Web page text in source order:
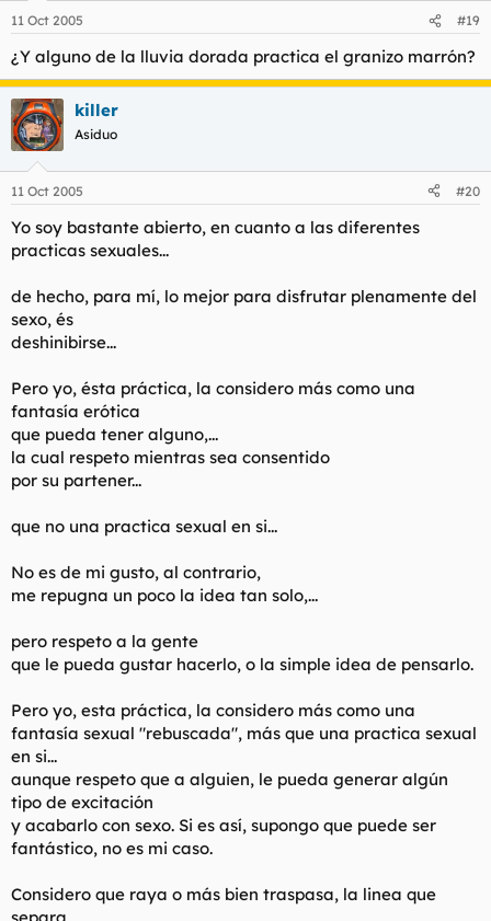
11 Oct 2005 #19
¿Y alguno de la lluvia dorada practica el granizo marrón?
killer
Asiduo
11 Oct 2005 #20
Yo soy bastante abierto, en cuanto a las diferentes
practicas sexuales...
de hecho, para mí, lo mejor para disfrutar plenamente del
sexo, és
deshinibirse...
Pero yo, ésta práctica, la considero más como una
fantasía erótica
que pueda tener alguno,...
la cual respeto mientras sea consentido
por su partener...
que no una practica sexual en si...
No es de mi gusto, al contrario,
me repugna un poco la idea tan solo,...
pero respeto a la gente
que le pueda gustar hacerlo, o la simple idea de pensarlo.
Pero yo, esta práctica, la considero más como una
fantasía sexual "rebuscada", más que una practica sexual
en si...
aunque respeto que a alguien, le pueda generar algún
tipo de excitación
y acabarlo con sexo. Si es así, supongo que puede ser
fantástico, no es mi caso.
Considero que raya o más bien traspasa, la linea que
separa